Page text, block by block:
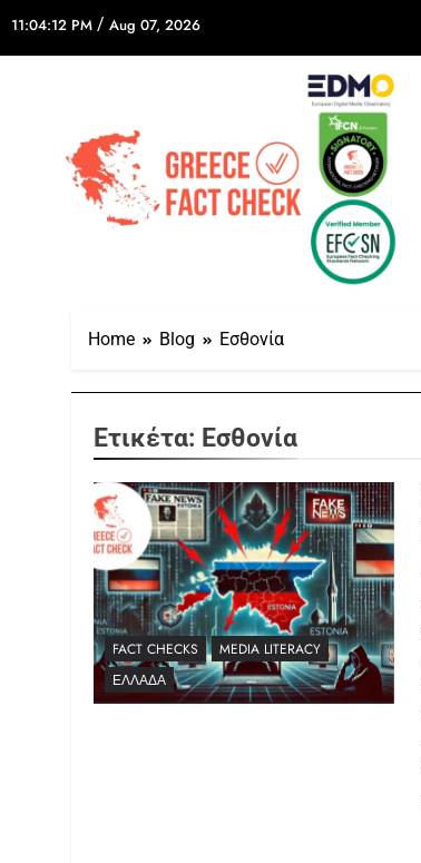
11:04:12 PM / Aug 07, 2026
Home Blog Εσθονία
Ετικέτα: Εσθονία
FACT CHECKS
MEDIA LITERACY
ΕΛΛΆΔΑ